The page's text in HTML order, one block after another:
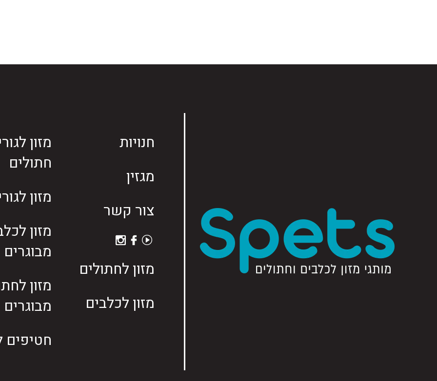
חנויות
מגזין
צור קשר
מזון לחתולים
מזון לכלבים
מזון
חתולים
מזון
מזון
מבוגרים
מזון
מבוגרים
חטיפים